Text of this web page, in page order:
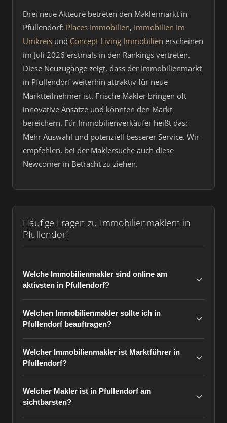
Drei neue Akteure betreten den Maklermarkt in
Pfullendorf: Places Immobilien, Immobilien Im
Umkreis und Concept Living Immobilien erscheinen
im Juli 2026 erstmals in den Rankings vertreten.
Diese Neuzugänge zeigt, dass der Immobilienmarkt
in Pfullendorf weiterhin attraktiv für neue
Marktteilnehmer ist. Frische Makler bringen oft
innovative Ansätze und könnten den Markt
bereichern. Für Immobilienverkäufer heißt das:
Mehr Auswahl und potenziell besserer Service. Wir
empfehlen, bei der Maklersuche auch diese
Newcomer in Betracht zu ziehen.
Häufige Fragen zu Immobilienmaklern in
Pfullendorf
Welche Immobilienmakler sind online am
aktivsten in Pfullendorf?
Welchen Immobilienmakler sollte ich in
Pfullendorf beauftragen?
Welcher Immobilienmakler ist Marktführer in
Pfullendorf?
Welcher Makler ist in Pfullendorf am
sichtbarsten?